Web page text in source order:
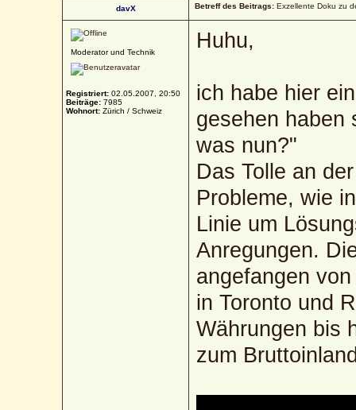
davX Betreff des Beitrags: Exzellente Doku zu
Moderator und Technik
Registriert: 02.05.2007, 20:50
Beiträge: 7985
Wohnort: Zürich / Schweiz
Huhu,
ich habe hier
gesehen haben
was nun?"
Das Tolle an
Probleme, wie
Linie um
Anregungen.
angefangen
in Toronto und
Währungen bis
zum